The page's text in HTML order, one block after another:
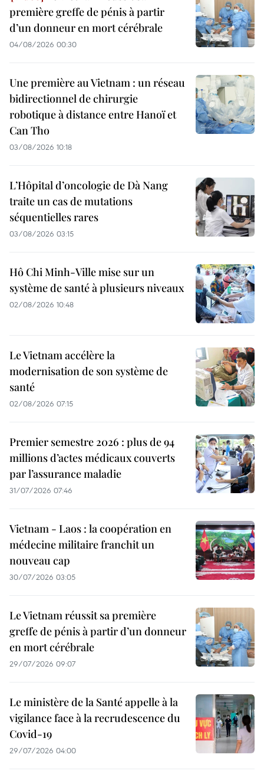
première greffe de pénis à partir
d’un donneur en mort cérébrale
04/08/2026 00:30
Une première au Vietnam : un réseau
bidirectionnel de chirurgie
robotique à distance entre Hanoï et
Can Tho
03/08/2026 10:18
L’Hôpital d’oncologie de Dà Nang
traite un cas de mutations
séquentielles rares
03/08/2026 03:15
Hô Chi Minh-Ville mise sur un
système de santé à plusieurs niveaux
02/08/2026 10:48
Le Vietnam accélère la
modernisation de son système de
santé
02/08/2026 07:15
Premier semestre 2026 : plus de 94
millions d’actes médicaux couverts
par l’assurance maladie
31/07/2026 07:46
Vietnam - Laos : la coopération en
médecine militaire franchit un
nouveau cap
30/07/2026 03:05
Le Vietnam réussit sa première
greffe de pénis à partir d’un donneur
en mort cérébrale
29/07/2026 09:07
Le ministère de la Santé appelle à la
vigilance face à la recrudescence du
Covid-19
29/07/2026 04:00